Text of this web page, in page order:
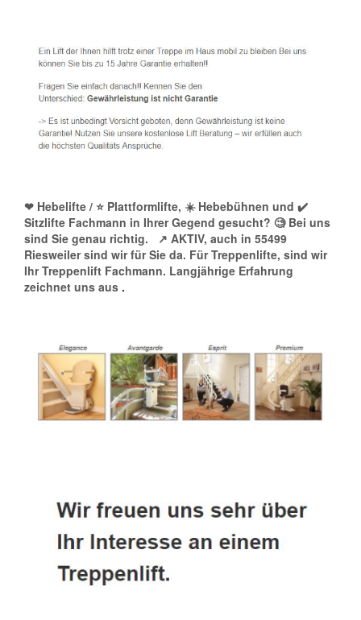
❤ Hebelifte / ⭐ Plattformlifte, ☀️ Hebebühnen und ✔️
Sitzlifte Fachmann in Ihrer Gegend gesucht? 🧐 Bei uns
sind Sie genau richtig.
↗️ AKTIV, auch in 55499
Riesweiler sind wir für Sie da. Für Treppenlifte, sind wir
Ihr Treppenlift Fachmann. Langjährige Erfahrung
zeichnet uns aus .